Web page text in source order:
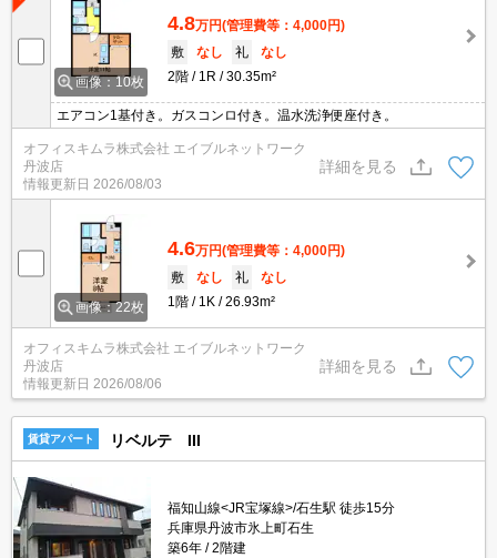
画像：10枚
4.8万円(管理費等：4,000円)
敷
なし 礼
なし
2階
1R 30.35m²
エアコン1基付き。ガスコンロ付き。温水洗浄便座付き。
オフィスキムラ株式会社 エイブルネットワーク
丹波店
情報更新日 2026/08/03
詳細を見る
画像：22枚
4.6万円(管理費等：4,000円)
敷
なし 礼
なし
1階
1K 26.93m²
オフィスキムラ株式会社 エイブルネットワーク
丹波店
情報更新日 2026/08/06
詳細を見る
賃貸アパート リベルテ III
福知山線<JR宝塚線>/石生駅 徒歩15分
兵庫県丹波市氷上町石生
築6年
2階建